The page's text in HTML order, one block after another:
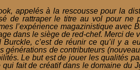
appelés à la rescousse pour la
de rattraper le titre au vol pour ne
l’expérience magazinistique avec
dans le siège de red-chef. Merci de
c’est de réunir ce qu’il y a
générations de contributeurs
Le but est de jouer les qualités
fait de créatif dans le domaine du